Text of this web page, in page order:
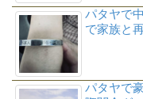
パタヤで
で家族と
パタヤで